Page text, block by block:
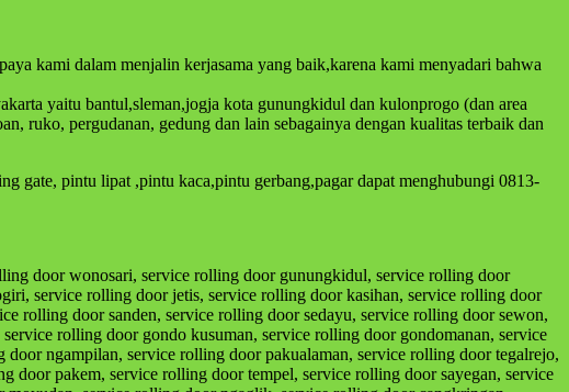
kami dalam menjalin kerjasama yang baik,karena kami menyadari bahwa
yaitu bantul,sleman,jogja kota gunungkidul dan kulonprogo (dan area
ruko, pergudanan, gedung dan lain sebagainya dengan kualitas terbaik dan
gate, pintu lipat ,pintu kaca,pintu gerbang,pagar dapat menghubungi 0813-
door wonosari, service rolling door gunungkidul, service rolling door
service rolling door jetis, service rolling door kasihan, service rolling door
rolling door sanden, service rolling door sedayu, service rolling door sewon,
rolling door gondo kusuman, service rolling door gondomanan, service
ngampilan, service rolling door pakualaman, service rolling door tegalrejo,
pakem, service rolling door tempel, service rolling door sayegan, service